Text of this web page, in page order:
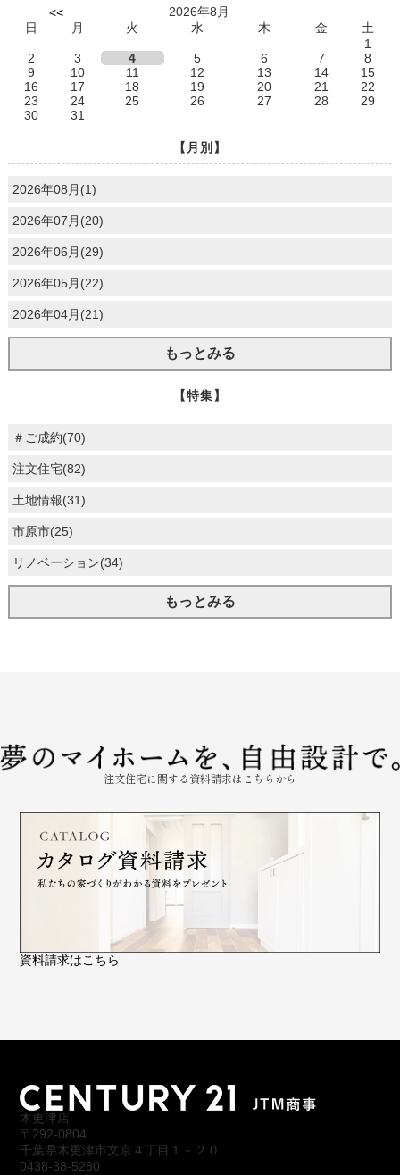
<<
2026年8月
日
月 火 水 木 金
土
1
2
3 4 5 6 7
8
9
10 11 12 13 14
15
16
17 18 19 20 21
22
23
24 25 26 27 28
29
30
31
【月別】
2026年08月(1)
2026年07月(20)
2026年06月(29)
2026年05月(22)
2026年04月(21)
もっとみる
【特集】
＃ご成約(70)
注文住宅(82)
土地情報(31)
市原市(25)
リノベーション(34)
もっとみる
注文住宅に関する資料請求はこちらから
資料請求はこちら
木更津店
〒292-0804
千葉県木更津市文京４丁目１－２０
0438-38-5280